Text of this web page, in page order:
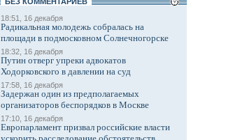
18:51, 16 декабря
Радикальная молодежь собралась на
площади в подмосковном Солнечногорске
18:32, 16 декабря
Путин отверг упреки адвокатов
Ходорковского в давлении на суд
17:58, 16 декабря
Задержан один из предполагаемых
организаторов беспорядков в Москве
17:10, 16 декабря
Европарламент призвал российские власти